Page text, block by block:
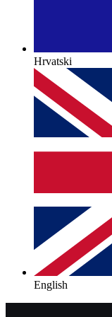
Hrvatski
English